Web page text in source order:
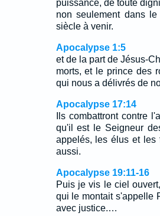
puissance, de toute
non seulement dans
siècle à venir.
Apocalypse 1:5
et de la part de Jésus-
morts, et le prince des
qui nous a délivrés de
Apocalypse 17:14
Ils combattront contre
qu'il est le Seigneur
appelés, les élus et
aussi.
Apocalypse 19:11-16
Puis je vis le ciel
qui le montait s'appelle
avec justice.…